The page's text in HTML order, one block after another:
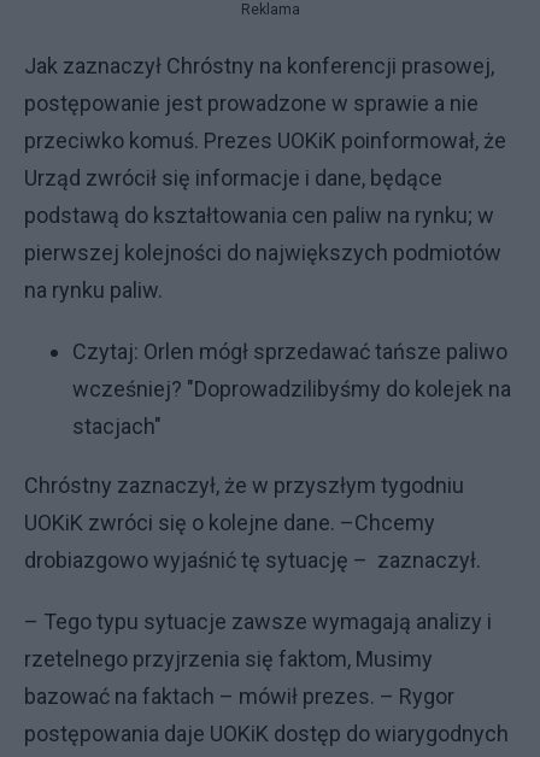
Reklama
Jak zaznaczył Chróstny na konferencji prasowej,
postępowanie jest prowadzone w sprawie a nie
przeciwko komuś. Prezes UOKiK poinformował, że
Urząd zwrócił się informacje i dane, będące
podstawą do kształtowania cen paliw na rynku; w
pierwszej kolejności do największych podmiotów
na rynku paliw.
Czytaj: Orlen mógł sprzedawać tańsze paliwo
wcześniej? "Doprowadzilibyśmy do kolejek na
stacjach"
Chróstny zaznaczył, że w przyszłym tygodniu
UOKiK zwróci się o kolejne dane. –Chcemy
drobiazgowo wyjaśnić tę sytuację – zaznaczył.
– Tego typu sytuacje zawsze wymagają analizy i
rzetelnego przyjrzenia się faktom, Musimy
bazować na faktach – mówił prezes. – Rygor
postępowania daje UOKiK dostęp do wiarygodnych